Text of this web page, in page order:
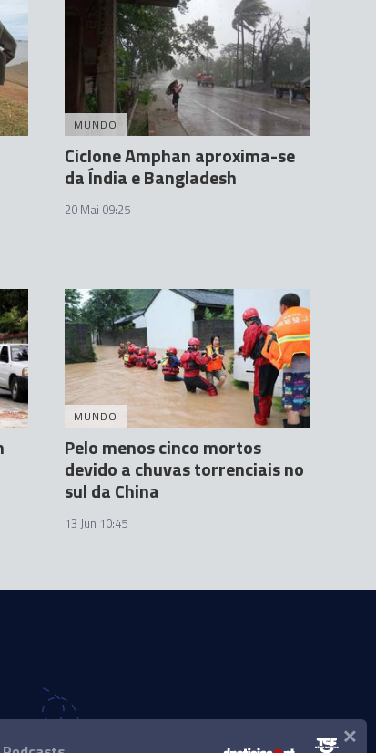
MUNDO
Ciclone Amphan aproxima-se
da Índia e Bangladesh
20 Mai 09:25
MUNDO
Pelo menos cinco mortos
devido a chuvas torrenciais no
sul da China
13 Jun 10:45
×